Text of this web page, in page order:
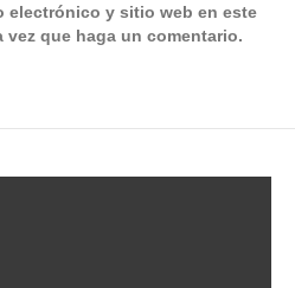
electrónico y sitio web en este
vez que haga un comentario.